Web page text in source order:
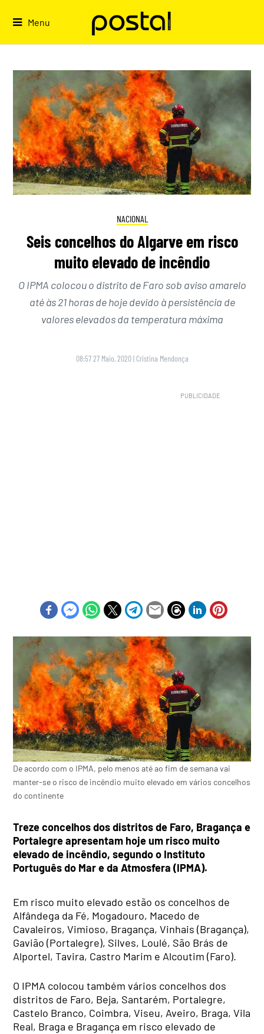
Menu
NACIONAL
Seis concelhos do Algarve em risco
muito elevado de incêndio
O IPMA colocou o distrito de Faro sob aviso amarelo
até às 21 horas de hoje devido à persistência de
valores elevados da temperatura máxima
08:57 27 Maio, 2020 | Cristina Mendonça
De acordo com o IPMA, pelo menos até ao fim de semana vai
manter-se o risco de incêndio muito elevado em vários concelhos
do continente
Treze concelhos dos distritos de Faro, Bragança e
Portalegre apresentam hoje um risco muito
elevado de incêndio, segundo o Instituto
Português do Mar e da Atmosfera (IPMA).
Em risco muito elevado estão os concelhos de
Alfândega da Fé, Mogadouro, Macedo de
Cavaleiros, Vimioso, Bragança, Vinhais (Bragança),
Gavião (Portalegre), Silves, Loulé, São Brás de
Alportel, Tavira, Castro Marim e Alcoutim (Faro).
O IPMA colocou também vários concelhos dos
distritos de Faro, Beja, Santarém, Portalegre,
Castelo Branco, Coimbra, Viseu, Aveiro, Braga, Vila
Real, Braga e Bragança em risco elevado de